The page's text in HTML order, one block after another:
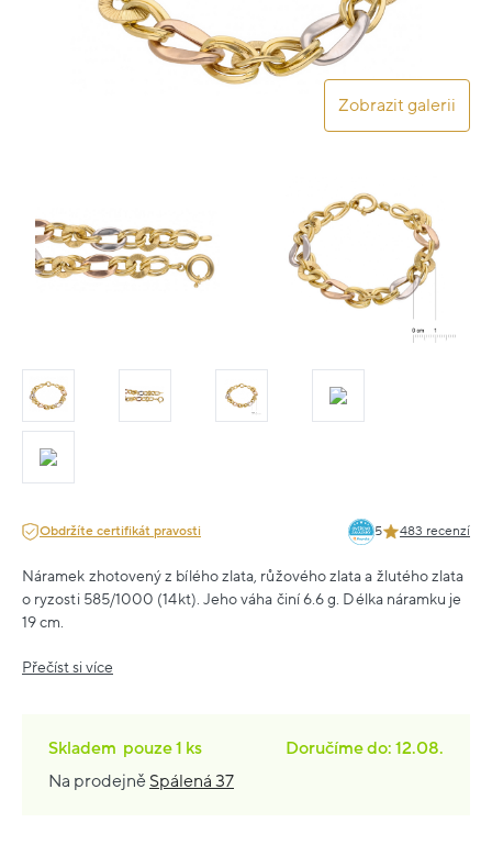
Zobrazit galerii
Obdržíte certifikát pravosti 5 483 recenzí
Náramek zhotovený z bílého zlata, růžového zlata a žlutého zlata
o ryzosti 585/1000 (14kt). Jeho váha činí 6.6 g. Délka náramku je
19 cm.
Přečíst si více
Skladem pouze1 ks
Doručíme do: 12.08.
Na prodejně Spálená 37